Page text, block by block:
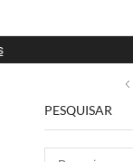
PESQUISAR